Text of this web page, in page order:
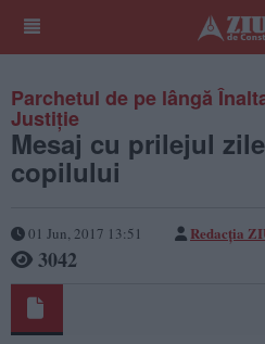
Parchetul de pe lângă
Justiţie
Mesaj cu prilejul
copilului
01 Jun, 2017 13:51 Redacţia
3042